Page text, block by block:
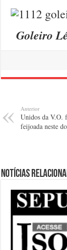
Goleiro
Anterior
Unidos da V.O.
feijoada neste
Notícias